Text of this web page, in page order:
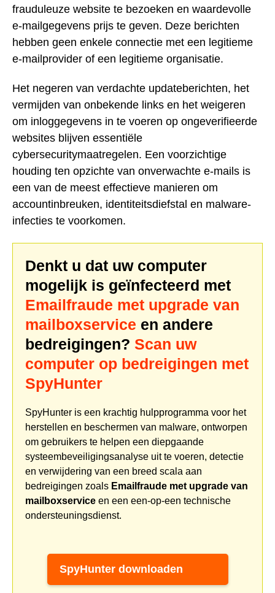
frauduleuze website te bezoeken en waardevolle
e-mailgegevens prijs te geven. Deze berichten
hebben geen enkele connectie met een legitieme
e-mailprovider of een legitieme organisatie.
Het negeren van verdachte updateberichten, het
vermijden van onbekende links en het weigeren
om inloggegevens in te voeren op ongeverifieerde
websites blijven essentiële
cybersecuritymaatregelen. Een voorzichtige
houding ten opzichte van onverwachte e-mails is
een van de meest effectieve manieren om
accountinbreuken, identiteitsdiefstal en malware-
infecties te voorkomen.
Denkt u dat uw computer
mogelijk is geïnfecteerd met
Emailfraude met upgrade van
mailboxservice en andere
bedreigingen? Scan uw
computer op bedreigingen met
SpyHunter
SpyHunter is een krachtig hulpprogramma voor het
herstellen en beschermen van malware, ontworpen
om gebruikers te helpen een diepgaande
systeembeveiligingsanalyse uit te voeren, detectie
en verwijdering van een breed scala aan
bedreigingen zoals Emailfraude met upgrade van
mailboxservice en een een-op-een technische
ondersteuningsdienst.
SpyHunter downloaden